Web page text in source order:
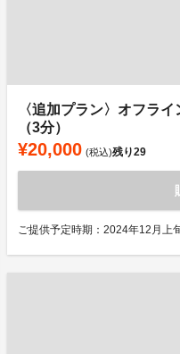
〈追加プラン〉オフラ
（3分）
¥20,000 (税込)残り29
ご提供予定時期：2024年12月上